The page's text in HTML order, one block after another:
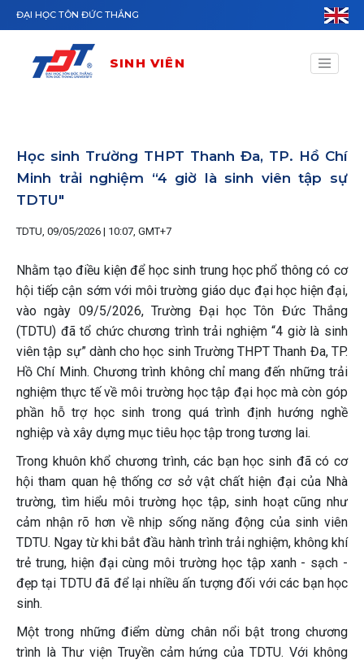
Nhảy đến nội dung
ĐẠI HỌC TÔN ĐỨC THẮNG
SINH VIÊN
Học sinh Trường THPT Thanh Đa, TP. Hồ Chí
Minh trải nghiệm “4 giờ là sinh viên tập sự
TDTU"
TDTU, 09/05/2026 | 10:07, GMT+7
Nhằm tạo điều kiện để học sinh trung học phổ thông có cơ
hội tiếp cận sớm với môi trường giáo dục đại học hiện đại,
vào ngày 09/5/2026, Trường Đại học Tôn Đức Thắng
(TDTU) đã tổ chức chương trình trải nghiệm “4 giờ là sinh
viên tập sự” dành cho học sinh Trường THPT Thanh Đa, TP.
Hồ Chí Minh. Chương trình không chỉ mang đến những trải
nghiệm thực tế về môi trường học tập đại học mà còn góp
phần hỗ trợ học sinh trong quá trình định hướng nghề
nghiệp và xây dựng mục tiêu học tập trong tương lai.
Trong khuôn khổ chương trình, các bạn học sinh đã có cơ
hội tham quan hệ thống cơ sở vật chất hiện đại của Nhà
trường, tìm hiểu môi trường học tập, sinh hoạt cũng như
cảm nhận rõ hơn về nhịp sống năng động của sinh viên
TDTU. Ngay từ khi bắt đầu hành trình trải nghiệm, không khí
trẻ trung, hiện đại cùng môi trường học tập xanh - sạch -
đẹp tại TDTU đã để lại nhiều ấn tượng đối với các bạn học
sinh.
Một trong những điểm dừng chân nổi bật trong chương
trình là Thư viện Truyền cảm hứng của TDTU. Với không